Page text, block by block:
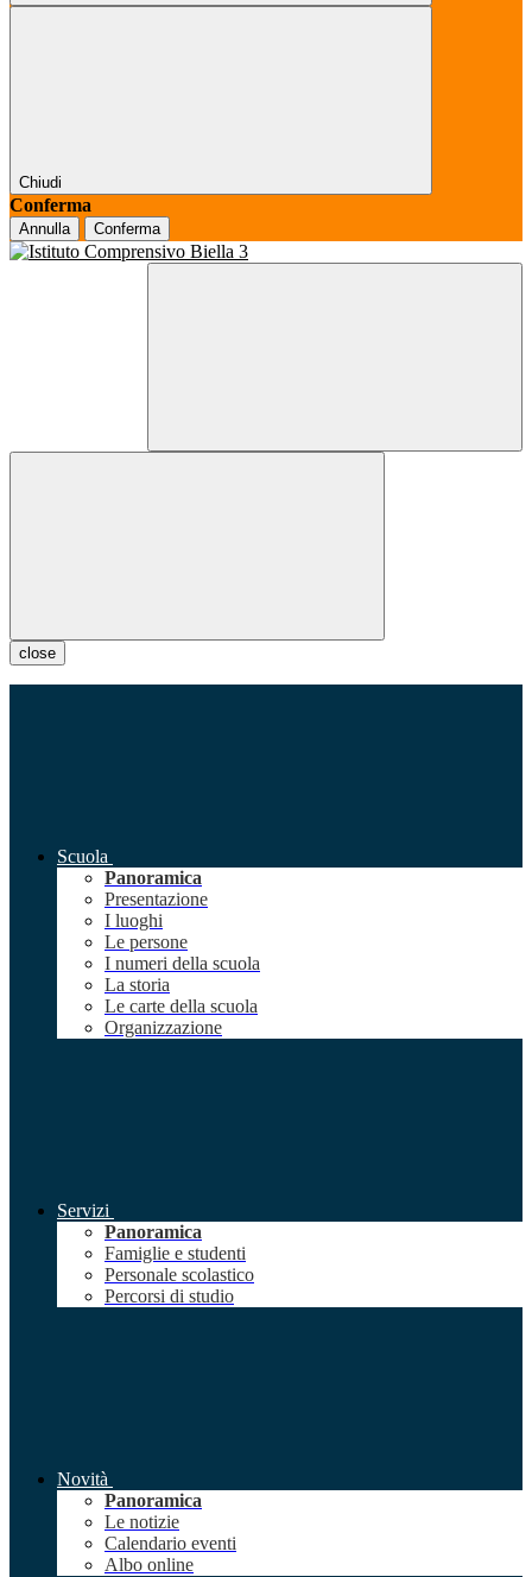
Chiudi
Conferma
Annulla Conferma
close
Scuola
Panoramica
Presentazione
I luoghi
Le persone
I numeri della scuola
La storia
Le carte della scuola
Organizzazione
Servizi
Panoramica
Famiglie e studenti
Personale scolastico
Percorsi di studio
Novità
Panoramica
Le notizie
Calendario eventi
Albo online